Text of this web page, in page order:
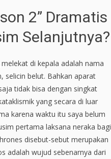
2” Dramatis
Selanjutnya?
di kepala adalah nama
selicin belut. Bahkan aparat
tidak bisa dengan singkat
yang secara di luar
karena waktu itu saya belum
pertama laksana neraka bagi
disebut-sebut merupakan
adalah wujud sebenarnya dari